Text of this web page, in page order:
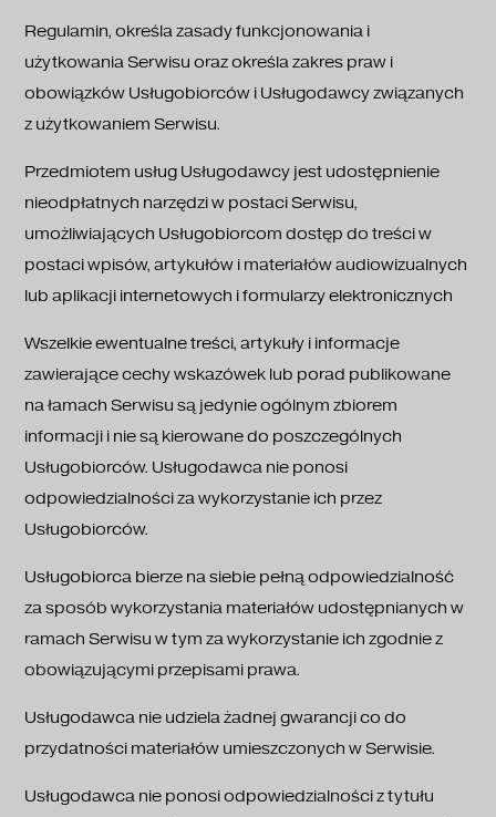
Regulamin, określa zasady funkcjonowania i
użytkowania Serwisu oraz określa zakres praw i
obowiązków Usługobiorców i Usługodawcy związanych
z użytkowaniem Serwisu.
Przedmiotem usług Usługodawcy jest udostępnienie
nieodpłatnych narzędzi w postaci Serwisu,
umożliwiających Usługobiorcom dostęp do treści w
postaci wpisów, artykułów i materiałów audiowizualnych
lub aplikacji internetowych i formularzy elektronicznych
Wszelkie ewentualne treści, artykuły i informacje
zawierające cechy wskazówek lub porad publikowane
na łamach Serwisu są jedynie ogólnym zbiorem
informacji i nie są kierowane do poszczególnych
Usługobiorców. Usługodawca nie ponosi
odpowiedzialności za wykorzystanie ich przez
Usługobiorców.
Usługobiorca bierze na siebie pełną odpowiedzialność
za sposób wykorzystania materiałów udostępnianych w
ramach Serwisu w tym za wykorzystanie ich zgodnie z
obowiązującymi przepisami prawa.
Usługodawca nie udziela żadnej gwarancji co do
przydatności materiałów umieszczonych w Serwisie.
Usługodawca nie ponosi odpowiedzialności z tytułu